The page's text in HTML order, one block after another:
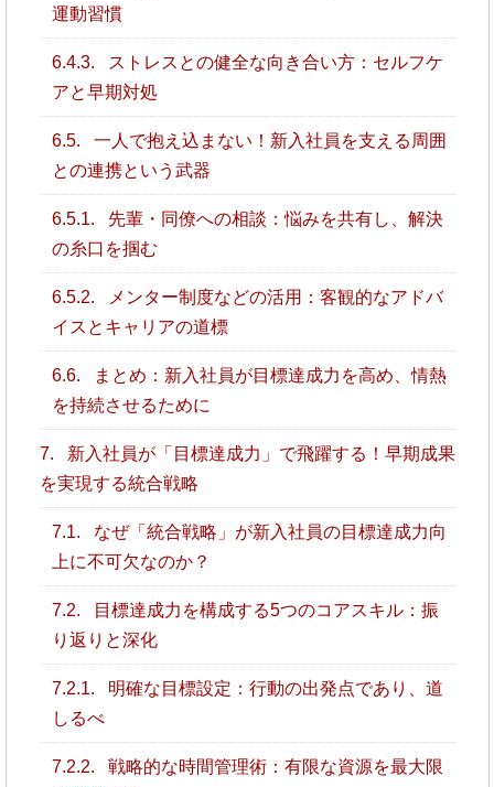
運動習慣
6.4.3.
ストレスとの健全な向き合い方：セルフケ
アと早期対処
6.5.
一人で抱え込まない！新入社員を支える周囲
との連携という武器
6.5.1.
先輩・同僚への相談：悩みを共有し、解決
の糸口を掴む
6.5.2.
メンター制度などの活用：客観的なアドバ
イスとキャリアの道標
6.6.
まとめ：新入社員が目標達成力を高め、情熱
を持続させるために
7.
新入社員が「目標達成力」で飛躍する！早期成果
を実現する統合戦略
7.1.
なぜ「統合戦略」が新入社員の目標達成力向
上に不可欠なのか？
7.2.
目標達成力を構成する5つのコアスキル：振
り返りと深化
7.2.1.
明確な目標設定：行動の出発点であり、道
しるべ
7.2.2.
戦略的な時間管理術：有限な資源を最大限